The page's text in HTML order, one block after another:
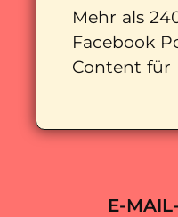
Mehr als
Facebook
Content für
E-